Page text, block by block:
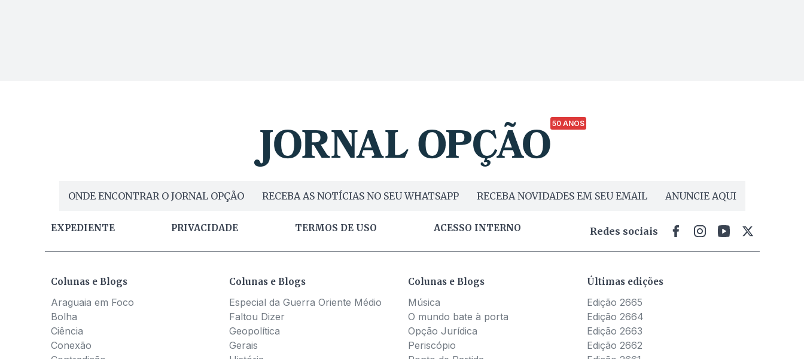
50 ANOS
ONDE ENCONTRAR O JORNAL OPÇÃO RECEBA AS NOTÍCIAS NO SEU WHATSAPP RECEBA NOVIDADES EM SEU EMAIL ANUNCIE AQUI
EXPEDIENTE PRIVACIDADE TERMOS DE USO ACESSO INTERNO Redes sociais
Colunas e Blogs
Araguaia em Foco
Bolha
Ciência
Conexão
Colunas e Blogs
Especial da Guerra Oriente Médio
Faltou Dizer
Geopolítica
Gerais
Colunas e Blogs
Música
O mundo bate à porta
Opção Jurídica
Periscópio
Últimas edições
Edição 2665
Edição 2664
Edição 2663
Edição 2662